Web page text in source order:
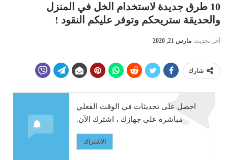
10 طرق جديدة لاستخدام الخل في المنزل
والحديقة ستريحكم وتوفر عليكم النقود !
آخر تحديث مارس 21, 2020
شارك
احصل على تحديثات في الوقت الفعلي
مباشرة على جهازك ، اشترك الآن.
الاشتراك